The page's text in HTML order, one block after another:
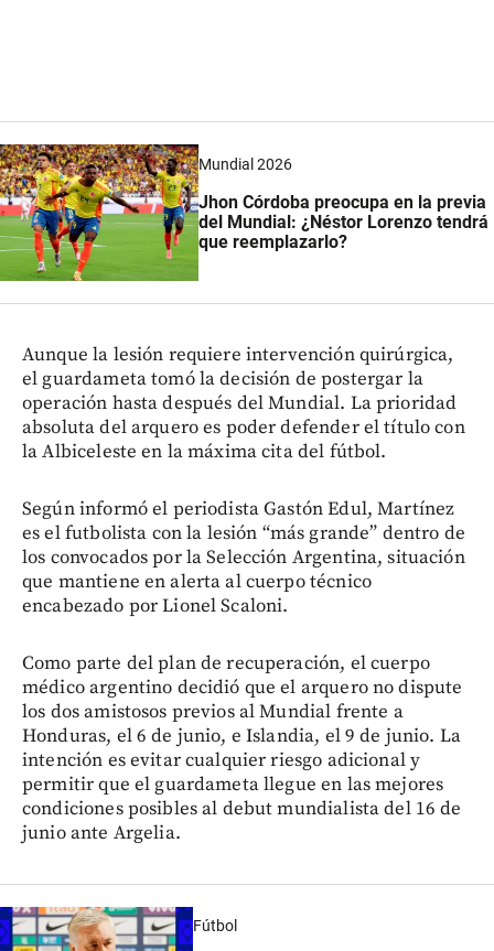
Mundial 2026
Jhon Córdoba preocupa en la previa
del Mundial: ¿Néstor Lorenzo tendrá
que reemplazarlo?
Aunque la lesión requiere intervención quirúrgica,
el guardameta tomó la decisión de postergar la
operación hasta después del Mundial. La prioridad
absoluta del arquero es poder defender el título con
la Albiceleste en la máxima cita del fútbol.
Según informó el periodista Gastón Edul, Martínez
es el futbolista con la lesión “más grande” dentro de
los convocados por la Selección Argentina, situación
que mantiene en alerta al cuerpo técnico
encabezado por Lionel Scaloni.
Como parte del plan de recuperación, el cuerpo
médico argentino decidió que el arquero no dispute
los dos amistosos previos al Mundial frente a
Honduras, el 6 de junio, e Islandia, el 9 de junio. La
intención es evitar cualquier riesgo adicional y
permitir que el guardameta llegue en las mejores
condiciones posibles al debut mundialista del 16 de
junio ante Argelia.
Fútbol